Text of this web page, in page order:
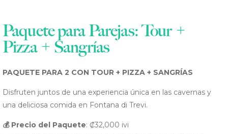
Paquete para Parejas: Tour +
Pizza + Sangrías
PAQUETE PARA 2 CON TOUR + PIZZA + SANGRÍAS
Disfruten juntos de una experiencia única en las cavernas y
una deliciosa comida en Fontana di Trevi.
💰 Precio del Paquete: ₡32,000 ivi